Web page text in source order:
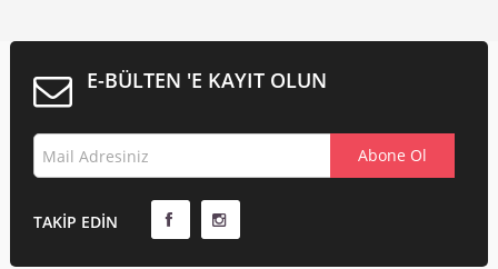
E-BÜLTEN 'E KAYIT OLUN
TAKIP EDIN